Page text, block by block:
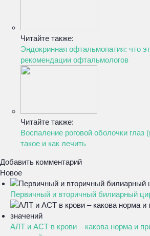
Читайте также:
Эндокринная офтальмопатия: что
рекомендации офтальмологов
Читайте также:
Воспаление роговой оболочки глаз
такое и как лечить
Добавить комментарий
Новое
Первичный и вторичный билиарный
АЛТ и АСТ в крови – какова норма и